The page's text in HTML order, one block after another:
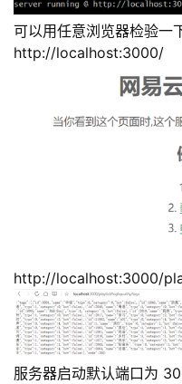
可以用任意浏览器检验一
http://localhost:3000/
http://localhost:3000/
服务器启动默认端口为